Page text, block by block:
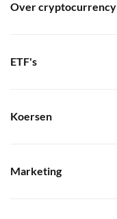
Over cryptocurrency
ETF's
Koersen
Marketing